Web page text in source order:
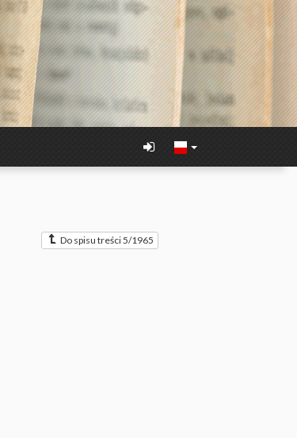
Do spisu treści 5/1965